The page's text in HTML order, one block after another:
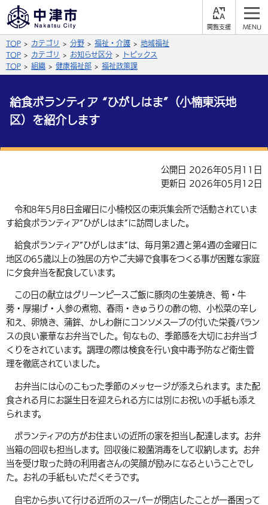
やさしい日本語
ふりがなをつける
よみあげる
黒
文字の大きさ
拡大 標準
言語を選択
英語（English） 中国語（簡体字）
中国語（繁体字） 韓国語（한국어）
組織案内
公式SNS
Facebook X (Twitter)
サイト内検索
届出・登録・証明 保険・年金
税金 住宅・インフラ
選挙 外国人の方向け情報
事業者の方へ
農林水産業 税金
施設情報 子どもを預ける
相談・支援・情報 計画・施策
観光・移住
遊ぶ・体験する グルメ・食べる
買う・おみやげ 四季のイベント・祭り
移住・定住
中津市について 市役所の紹介
地方創生・地域活性化 広報・広聴
行政・計画
TOP カテゴリ 分野 福祉・介護
地域福祉
TOP
カテゴリ お知らせ区分
トピックス
TOP
組織 健康福祉部 福祉政策課
給食ボランティア “ひがしはま”（小楠東浜地
区）を紹介します
公開日 2026年05月11日
更新日 2026年05月12日
令和8年5月8日金曜日に小楠校区の東浜集会所で活動されていま
す給食ボランティア”ひがしはま”に訪問しました。
給食ボランティア”ひがしはま”は、毎月第2週と第4週の金曜日に
地区の65歳以上の独居の方やご夫婦で食事をつくる事が困難な家庭
に夕食弁当を配食しています。
この日の献立はグリーンピースご飯に豚肉の生姜焼き、筍・牛
蒡・厚揚げ・人参の煮物、春雨・きゅうりの酢の物、小松菜の辛し
和え、卵焼き、蒲鉾、かしわ餅にコンソメスープの付いた栄養バラン
スの良い豪華なお弁当でした。旬なもの、季節感を大切にお弁当づ
くりをされています。調理の際は検食を行い食中毒予防など衛生管
理を徹底されていました。
お弁当には心のこもった季節のメッセージが添えられます。また配
食される月にお誕生日を迎えられる方には別にお祝いの手紙も添え
られます。
ボランティアの方がお住まいの近所の家を担当し配達します。お弁
当箱の回収も担当します。回収後に殺菌消毒をして収納します。お弁
当を受け取った時の利用者さんの笑顔が励みになるということでし
た。お礼の手紙もいただくそうです。
自宅から歩いて行ける近所のスーパーが閉店したことが一番困って